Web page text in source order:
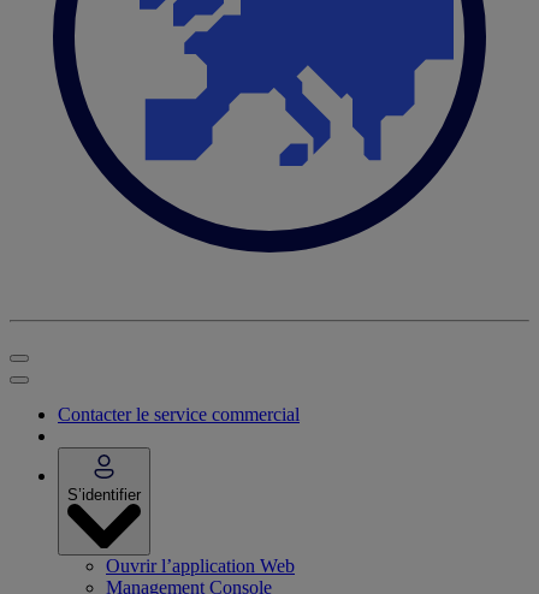
Contacter le service commercial
S’identifier
Ouvrir l’application Web
Management Console